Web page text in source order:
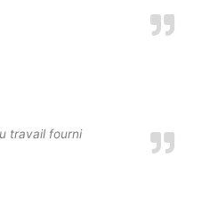
travail fourni